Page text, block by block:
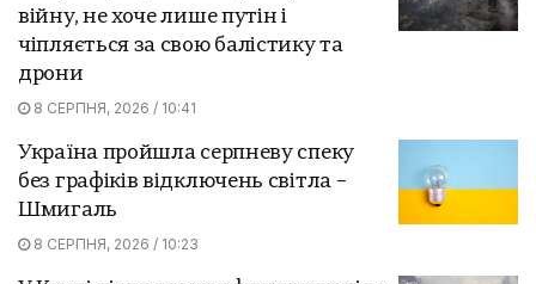
війну, не хоче лише путін і
чіпляється за свою балістику та
дрони
8 СЕРПНЯ, 2026 / 10:41
Україна пройшла серпневу спеку
без графіків відключень світла –
Шмигаль
8 СЕРПНЯ, 2026 / 10:23